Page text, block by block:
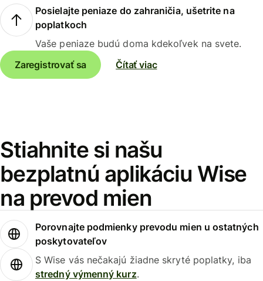
Posielajte peniaze do zahraničia, ušetrite na
poplatkoch
Vaše peniaze budú doma kdekoľvek na svete.
Zaregistrovať sa
Čítať viac
Stiahnite si našu
bezplatnú aplikáciu Wise
na prevod mien
Porovnajte podmienky prevodu mien u ostatných
poskytovateľov
S Wise vás nečakajú žiadne skryté poplatky, iba
stredný výmenný kurz.